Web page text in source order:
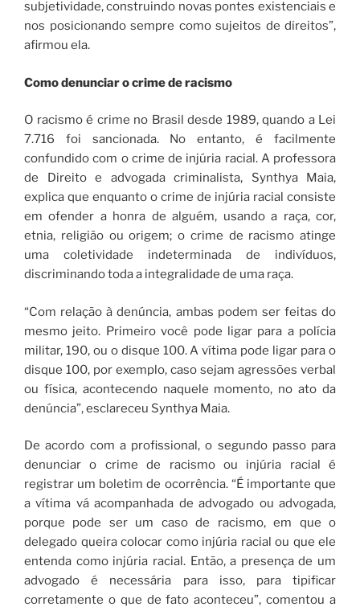
subjetividade, construindo novas pontes existenciais e
nos posicionando sempre como sujeitos de direitos”,
afirmou ela.
Como denunciar o crime de racismo
O racismo é crime no Brasil desde 1989, quando a Lei
7.716 foi sancionada. No entanto, é facilmente
confundido com o crime de injúria racial. A professora
de Direito e advogada criminalista, Synthya Maia,
explica que enquanto o crime de injúria racial consiste
em ofender a honra de alguém, usando a raça, cor,
etnia, religião ou origem; o crime de racismo atinge
uma coletividade indeterminada de indivíduos,
discriminando toda a integralidade de uma raça.
“Com relação à denúncia, ambas podem ser feitas do
mesmo jeito. Primeiro você pode ligar para a polícia
militar, 190, ou o disque 100. A vítima pode ligar para o
disque 100, por exemplo, caso sejam agressões verbal
ou física, acontecendo naquele momento, no ato da
denúncia”, esclareceu Synthya Maia.
De acordo com a profissional, o segundo passo para
denunciar o crime de racismo ou injúria racial é
registrar um boletim de ocorrência. “É importante que
a vítima vá acompanhada de advogado ou advogada,
porque pode ser um caso de racismo, em que o
delegado queira colocar como injúria racial ou que ele
entenda como injúria racial. Então, a presença de um
advogado é necessária para isso, para tipificar
corretamente o que de fato aconteceu”, comentou a